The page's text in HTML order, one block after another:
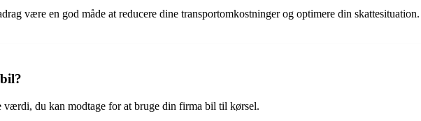
være en god måde at reducere dine transportomkostninger og optimere din
du kan modtage for at bruge din firma bil til kørsel.